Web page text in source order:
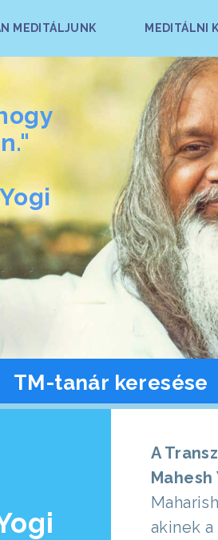
MEDITÁLJUNK MEDITÁLNI
TM-tanár keresése
A
akinek